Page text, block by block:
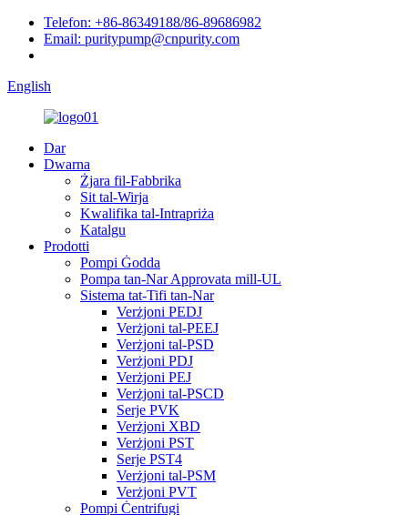
Telefon: +86-86349188/86-89686982
Email: puritypump@cnpurity.com
English
Dar
Dwarna
Żjara fil-Fabbrika
Sit tal-Wirja
Kwalifika tal-Intrapriża
Katalgu
Prodotti
Pompi Ġodda
Pompa tan-Nar Approvata mill-UL
Sistema tat-Tifi tan-Nar
Verżjoni PEDJ
Verżjoni tal-PEEJ
Verżjoni tal-PSD
Verżjoni PDJ
Verżjoni PEJ
Verżjoni tal-PSCD
Serje PVK
Verżjoni XBD
Verżjoni PST
Serje PST4
Verżjoni tal-PSM
Verżjoni PVT
Pompi Ċentrifugi